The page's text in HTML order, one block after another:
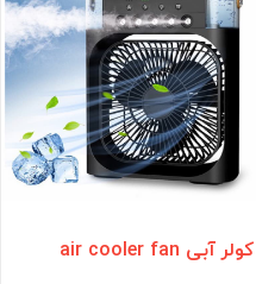
کولر آبی air cooler fan